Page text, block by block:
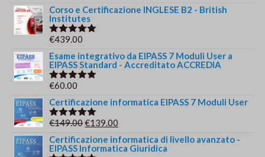
Corso e Certificazione INGLESE B2 - British
Institutes
Valutato
€439.00
Esame integrativo da EIPASS 7 Moduli User a
EIPASS Standard - Accreditato ACCREDIA
Valutato
€60.00
Certificazione informatica EIPASS 7 Moduli User
Valutato
€149.00Il
prezzo
originale
€139.00
prezzo
attuale
Certificazione informatica di livello avanzato -
EIPASS Informatica Giuridica